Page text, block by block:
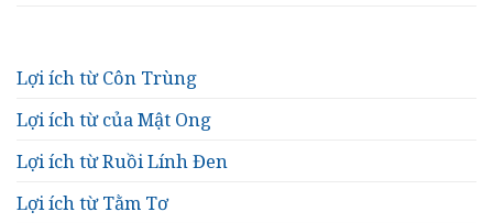
Lợi ích từ Côn Trùng
Lợi ích từ của Mật Ong
Lợi ích từ Ruồi Lính Đen
Lợi ích từ Tằm Tơ